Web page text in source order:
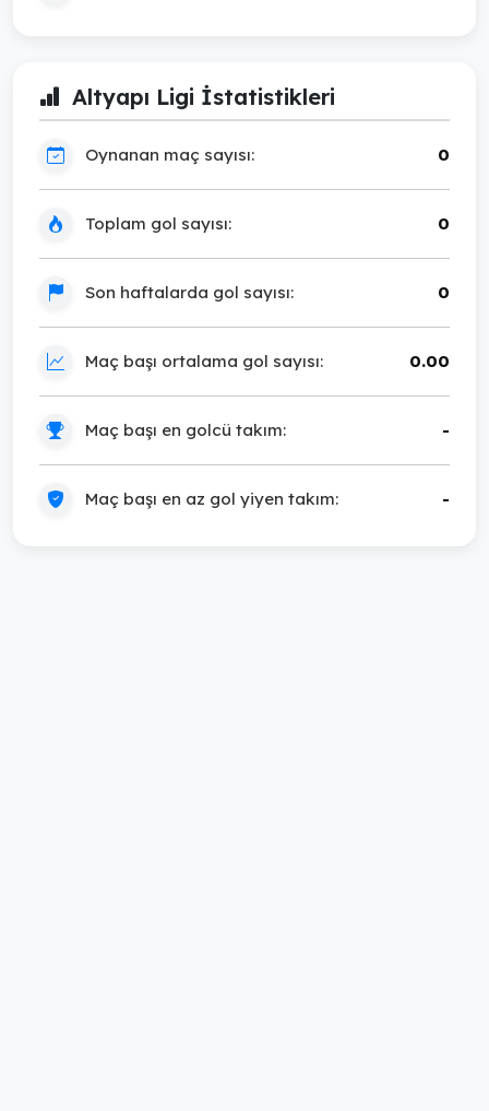
Altyapı Ligi İstatistikleri
Oynanan maç sayısı: 0
Toplam gol sayısı: 0
Son haftalarda gol sayısı: 0
Maç başı ortalama gol sayısı: 0.00
Maç başı en golcü takım: -
Maç başı en az gol yiyen takım: -